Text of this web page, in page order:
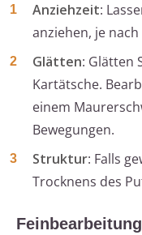
Anziehzeit:
anziehen, je
Glätten: Glätten
Kartätsche.
einem
Bewegungen.
Struktur: Falls
Trocknens des
Feinbearbeitung